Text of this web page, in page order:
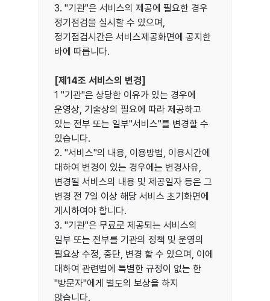
3. "기관"은 서비스의 제공에 필요한 경우
정기점검을 실시할 수 있으며,
정기점검시간은 서비스제공화면에 공지한
바에 따릅니다.
[제14조 서비스의 변경]
1 "기관"은 상당한 이유가 있는 경우에
운영상, 기술상의 필요에 따라 제공하고
있는 전부 또는 일부"서비스"를 변경할 수
있습니다.
2. "서비스"의 내용, 이용방법, 이용시간에
대하여 변경이 있는 경우에는 변경사유,
변경될 서비스의 내용 및 제공일자 등은 그
변경 전 7일 이상 해당 서비스 초기화면에
게시하여야 합니다.
3. "기관"은 무료로 제공되는 서비스의
일부 또는 전부를 기관의 정책 및 운영의
필요상 수정, 중단, 변경 할 수 있으며, 이에
대하여 관련법에 특별한 규정이 없는 한
"방문자"에게 별도의 보상을 하지
않습니다.